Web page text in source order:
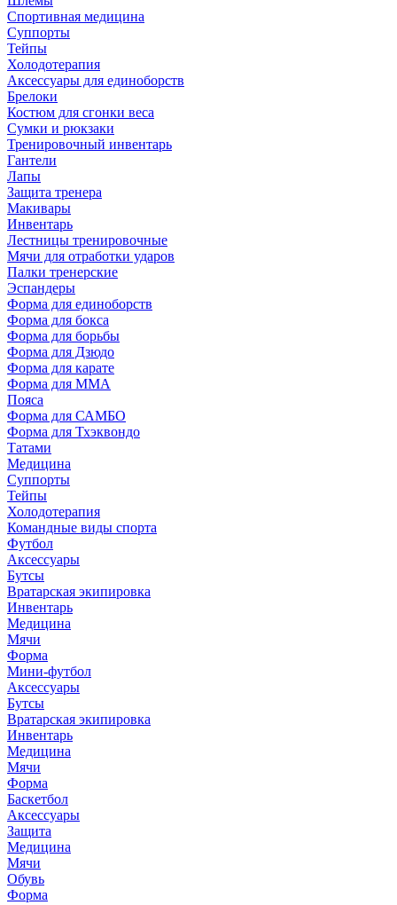
Спортивная медицина
Суппорты
Тейпы
Холодотерапия
Аксессуары для единоборств
Брелоки
Костюм для сгонки веса
Сумки и рюкзаки
Тренировочный инвентарь
Гантели
Лапы
Защита тренера
Макивары
Инвентарь
Лестницы тренировочные
Мячи для отработки ударов
Палки тренерские
Эспандеры
Форма для единоборств
Форма для бокса
Форма для борьбы
Форма для Дзюдо
Форма для карате
Форма для MMA
Пояса
Форма для САМБО
Форма для Тхэквондо
Татами
Медицина
Суппорты
Тейпы
Холодотерапия
Командные виды спорта
Футбол
Аксессуары
Бутсы
Вратарская экипировка
Инвентарь
Медицина
Мячи
Форма
Мини-футбол
Аксессуары
Бутсы
Вратарская экипировка
Инвентарь
Медицина
Мячи
Форма
Баскетбол
Аксессуары
Защита
Медицина
Мячи
Обувь
Форма